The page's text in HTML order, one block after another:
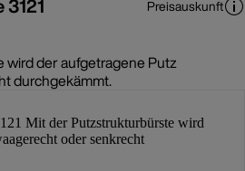
Preisauskunft
der aufgetragene Putz
durchgekämmt.